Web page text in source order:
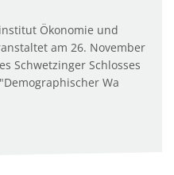
Ökonomie und
am 26. November
Schwetzinger Schlosses
Wa